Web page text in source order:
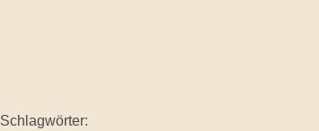
Schlagwörter: